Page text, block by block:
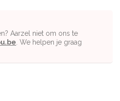
Aarzel niet om ons te
. We helpen je graag